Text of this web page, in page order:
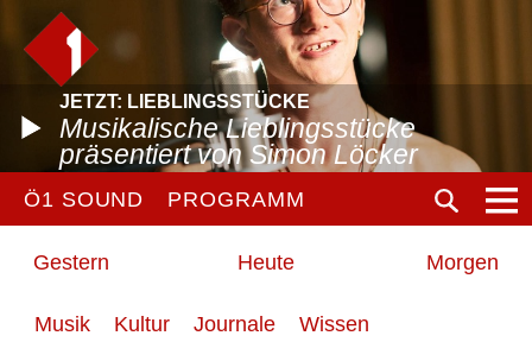
JETZT: LIEBLINGSSTÜCKE
Musikalische Lieblingsstücke
präsentiert von Simon Löcker
Ö1 SOUND PROGRAMM
Gestern Heute Morgen
Musik Kultur Journale
Wissen